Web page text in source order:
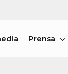
Prensa